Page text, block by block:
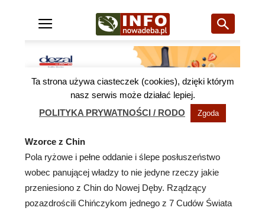
Wzorce z Chin
Pola ryżowe i pełne oddanie i ślepe posłuszeństwo
wobec panującej władzy to nie jedyne rzeczy jakie
przeniesiono z Chin do Nowej Dęby. Rządzący
pozazdrościli Chińczykom jednego z 7 Cudów Świata